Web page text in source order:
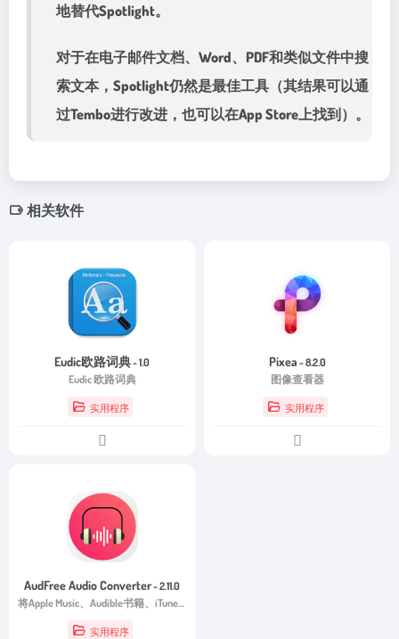
地替代Spotlight。
对于在电子邮件文档、Word、PDF和类似文件中搜
索文本，Spotlight仍然是最佳工具（其结果可以通
过Tembo进行改进，也可以在App Store上找到）。
相关软件
Eudic欧路词典- 1.0
Eudic 欧路词典
实用程序
Pixea - 8.2.0
图像查看器
实用程序
AudFree Audio Converter- 2.11.0
将Apple Music、Audible书籍、iTunes歌曲和有声读物以及常规音轨转换为MP3、FLAC、WAV、M4A、AAC等的最佳音频转换器，以便在所有设备和播放器上播放。
实用程序